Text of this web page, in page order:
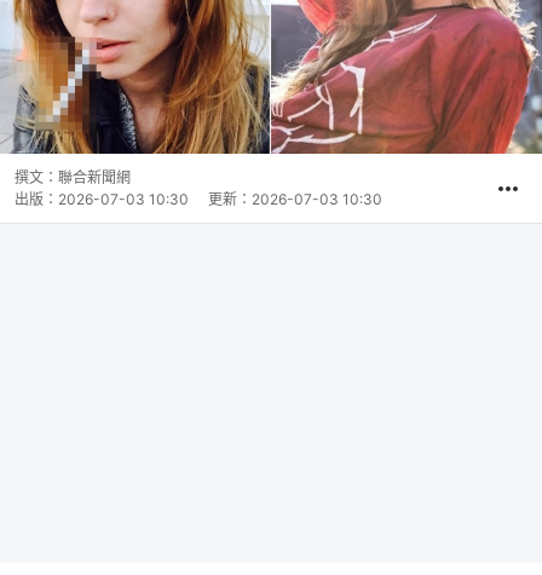
撰文： 聯合新聞網
出版： 2026-07-03 10:30 更新： 2026-07-03 10:30